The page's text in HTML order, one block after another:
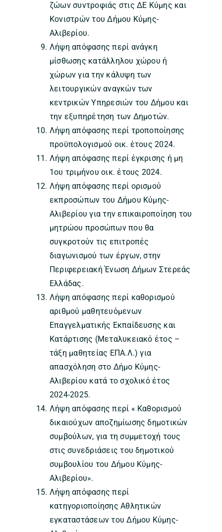
ζώων συντροφιάς στις ΔΕ Κύμης και
Κονιστρών του Δήμου Κύμης-
Αλιβερίου.
Λήψη απόφασης περί ανάγκη
μίσθωσης κατάλληλου χώρου ή
χώρων για την κάλυψη των
λειτουργικών αναγκών των
κεντρικών Υπηρεσιών του Δήμου και
την εξυπηρέτηση των Δημοτών.
Λήψη απόφασης περί τροποποίησης
προϋπολογισμού οικ. έτους 2024.
Λήψη απόφασης περί έγκρισης ή μη
1ου τριμήνου οικ. έτους 2024.
Λήψη απόφασης περί ορισμού
εκπροσώπων τoυ Δήμου Κύμης-
Αλιβερίου για την επικαιροποίηση του
μητρώου προσώπων που θα
συγκροτούν τις επιτροπές
διαγωνισμού των έργων, στην
Περιφερειακή Ένωση Δήμων Στερεάς
Ελλάδας.
Λήψη απόφασης περί καθορισμού
αριθμού μαθητευόμενων
Επαγγελματικής Εκπαίδευσης και
Κατάρτισης (Μεταλυκειακό έτος –
τάξη μαθητείας ΕΠΑ.Λ.) για
απασχόληση στο Δήμο Κύμης-
Αλιβερίου κατά το σχολικό έτος
2024-2025.
Λήψη απόφασης περί « Καθορισμού
δικαιούχων αποζημίωσης δημοτικών
συμβούλων, για τη συμμετοχή τους
στις συνεδριάσεις του δημοτικού
συμβουλίου του Δήμου Κύμης-
Αλιβερίου».
Λήψη απόφασης περί
κατηγοριοποίησης Αθλητικών
εγκαταστάσεων του Δήμου Κύμης-